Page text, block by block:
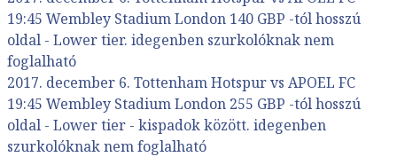
19:45 Wembley Stadium London 140 GBP -tól hosszú
oldal - Lower tier. idegenben szurkolóknak nem
foglalható
2017. december 6. Tottenham Hotspur vs APOEL FC
19:45 Wembley Stadium London 255 GBP -tól hosszú
oldal - Lower tier - kispadok között. idegenben
szurkolóknak nem foglalható